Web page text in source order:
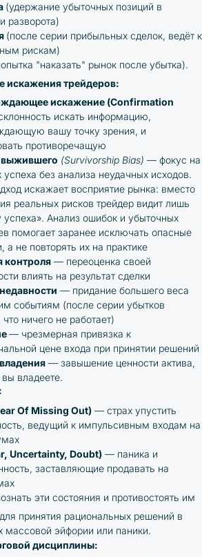
(удержание убыточных позиций в
разворота)
(после серии прибыльных сделок, ведёт к
рискам)
"наказать" рынок после убытка).
искажения трейдеров:
искажение (Confirmation
искать информацию,
вашу точку зрения, и
противоречащую
(Survivorship Bias) — фокус на
успеха без анализа неудачных исходов.
искажает восприятие рынка: вместо
реальных рисков трейдер видит лишь
успеха». Анализ ошибок и убыточных
помогает заранее исключать опасные
а не повторять их на практике
контроля — переоценка своей
влиять на результат сделки
— придание большего веса
событиям (после серии убытков
ничего не работает)
— чрезмерная привязка к
цене входа при принятии решений
— завышение ценности актива,
владеете.
Of Missing Out) — страх упустить
ведущий к импульсивным входам на
Uncertainty, Doubt) — паника и
заставляющие продавать на
эти состояния и противостоять им
принятия рациональных решений в
массовой эйфории или паники.
дисциплины: